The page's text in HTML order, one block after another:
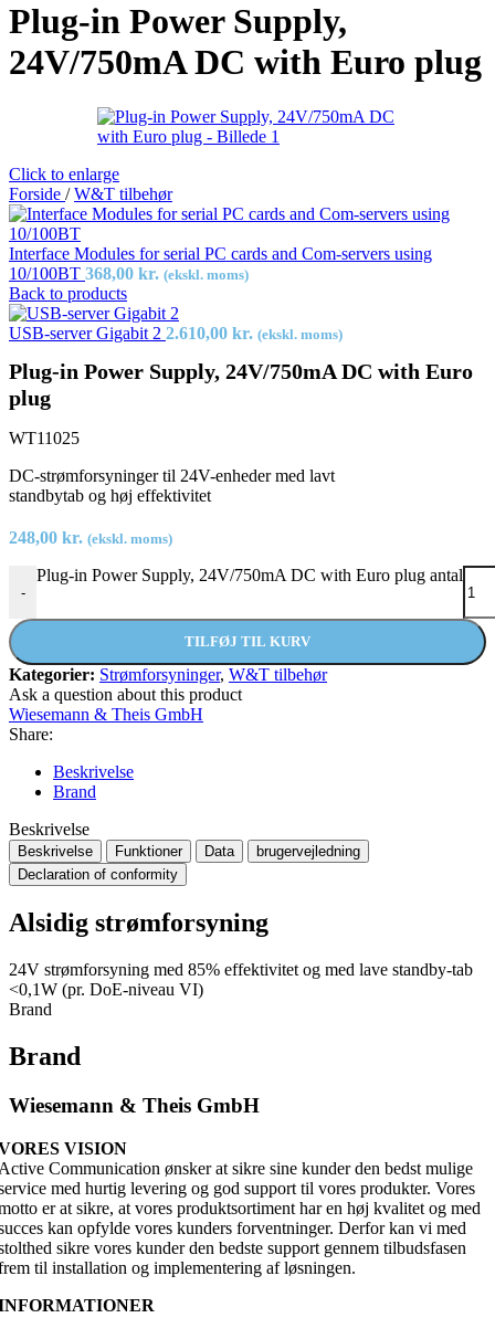
Plug-in Power Supply,
24V/750mA DC with Euro plug
Click to enlarge
Forside / W&T tilbehør
Interface Modules for serial PC cards and Com-servers using
10/100BT 368,00 kr. (ekskl. moms)
Back to products
USB-server Gigabit 2 2.610,00 kr. (ekskl. moms)
Plug-in Power Supply, 24V/750mA DC with Euro
plug
WT11025
DC-strømforsyninger til 24V-enheder med lavt
standbytab og høj effektivitet
248,00 kr. (ekskl. moms)
-
Plug-in Power Supply, 24V/750mA DC with Euro plug antal
TILFØJ TIL KURV
Kategorier: Strømforsyninger, W&T tilbehør
Ask a question about this product
Wiesemann & Theis GmbH
Share:
Beskrivelse
Brand
Beskrivelse
Beskrivelse Funktioner Data
brugervejledning
Declaration of conformity
Alsidig strømforsyning
24V strømforsyning med 85% effektivitet og med lave standby-tab
<0,1W (pr. DoE-niveau VI)
Brand
Brand
Wiesemann & Theis GmbH
VISION
Communication ønsker at sikre sine kunder den bedst mulige
med hurtig levering og god support til vores produkter. Vores
er at sikre, at vores produktsortiment har en høj kvalitet og med
kan opfylde vores kunders forventninger. Derfor kan vi med
sikre vores kunder den bedste support gennem tilbudsfasen
til installation og implementering af løsningen.